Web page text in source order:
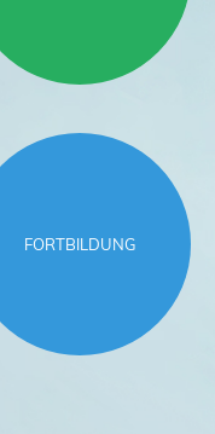
FORTBILDUNG